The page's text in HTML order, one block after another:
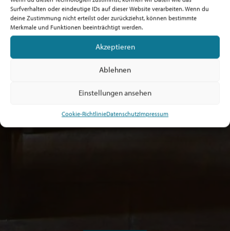
Surfverhalten oder eindeutige IDs auf dieser Website verarbeiten. Wenn du
deine Zustimmung nicht erteilst oder zurückziehst, können bestimmte
Merkmale und Funktionen beeinträchtigt werden.
Akzeptieren
Ablehnen
Einstellungen ansehen
Cookie-RichtlinieDatenschutzImpressum